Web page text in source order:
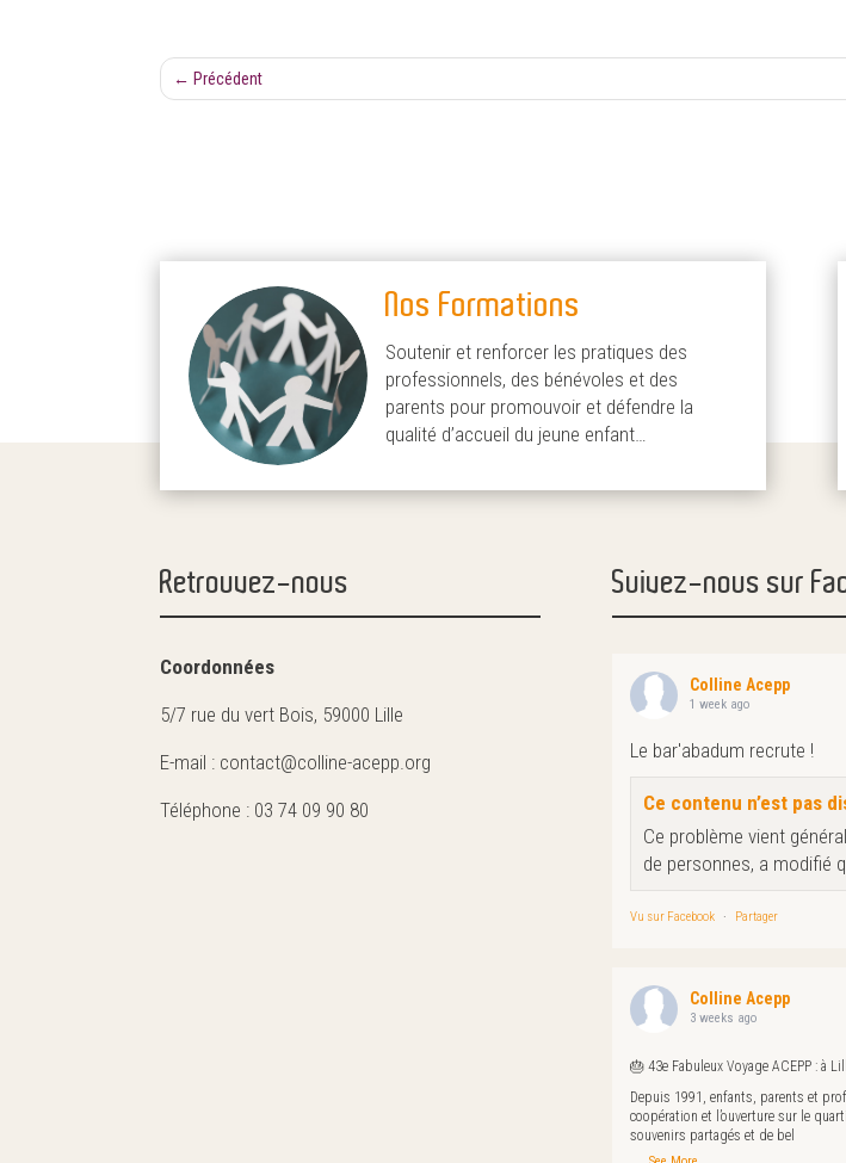
← Précédent
Nos Formations
Soutenir et renforcer les pratiques des
professionnels, des bénévoles et des
parents pour promouvoir et défendre la
qualité d’accueil du jeune enfant…
Retrouvez-nous
Coordonnées
5/7 rue du vert Bois, 59000 Lille
E-mail : contact@colline-acepp.org
Téléphone : 03 74 09 90 80
Suivez-nous sur
Colline Acepp
1 week ago
Le bar'abadum recrute !
Ce contenu n’est pas
Ce problème vient
de personnes, a modifié
Vu sur Facebook · Partager
Colline Acepp
3 weeks ago
🎂 43e Fabuleux Voyage ACEPP : à
Depuis 1991, enfants, parents et
coopération et l’ouverture sur le
souvenirs partagés et de bel